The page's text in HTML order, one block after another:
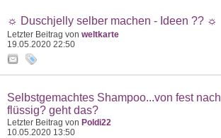
☼ Duschjelly selber machen - Ideen ?? ☼
Letzter Beitrag von weltkarte
19.05.2020 22:50
Selbstgemachtes Shampoo...von fest nach
flüssig? geht das?
Letzter Beitrag von Poldi22
10.05.2020 13:50